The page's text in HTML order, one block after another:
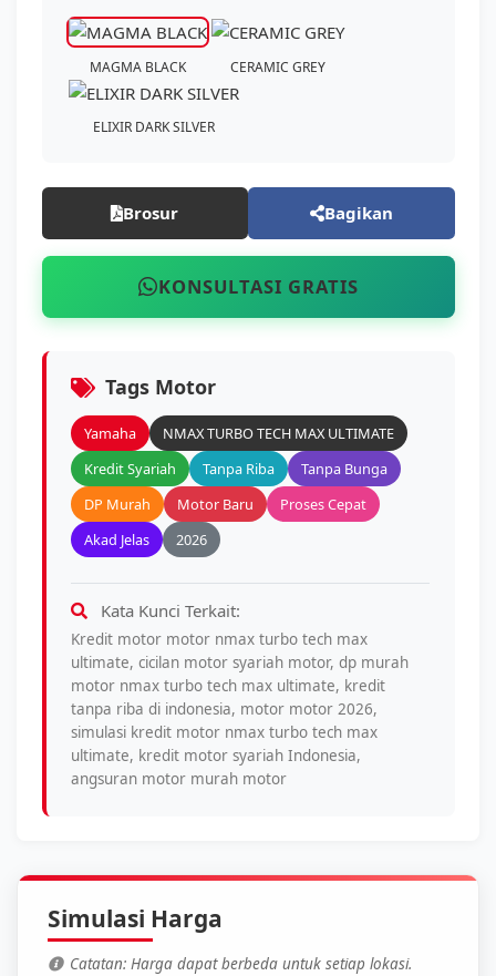
MAGMA BLACK CERAMIC GREY
ELIXIR DARK SILVER
Brosur Bagikan
KONSULTASI GRATIS
Tags Motor
Yamaha
NMAX TURBO TECH MAX ULTIMATE
Kredit Syariah
Tanpa Riba
Tanpa Bunga
DP Murah
Motor Baru
Proses Cepat
Akad Jelas
2026
Kata Kunci Terkait:
Kredit motor motor nmax turbo tech max
ultimate, cicilan motor syariah motor, dp murah
motor nmax turbo tech max ultimate, kredit
tanpa riba di indonesia, motor motor 2026,
simulasi kredit motor nmax turbo tech max
ultimate, kredit motor syariah Indonesia,
angsuran motor murah motor
Simulasi Harga
Catatan: Harga dapat berbeda untuk setiap lokasi.